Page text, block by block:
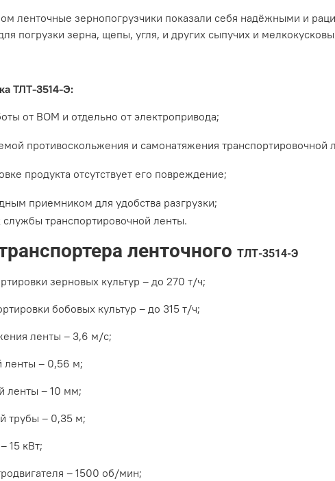
ленточные зернопогрузчики показали себя надёжными и
погрузки зерна, щепы, угля, и других сыпучих и
ТЛТ-3514-Э:
от ВОМ и отдельно от электропривода;
противоскольжения и самонатяжения транспортировочной
продукта отсутствует его повреждение;
приемником для удобства разгрузки;
транспортировочной ленты.
ленточного ТЛТ-3514-Э
зерновых культур – до 270 т/ч;
бобовых культур – до 315 т/ч;
ленты – 3,6 м/с;
ленты – 0,56 м;
ленты – 10 мм;
трубы – 0,35 м;
15 кВт;
– 1500 об/мин;